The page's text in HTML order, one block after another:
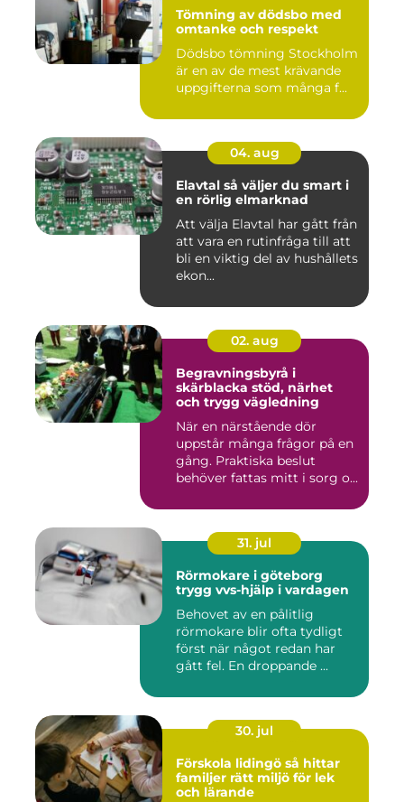
Tömning av dödsbo med
omtanke och respekt
Dödsbo tömning Stockholm
är en av de mest krävande
uppgifterna som många f...
04. aug
Elavtal så väljer du smart i
en rörlig elmarknad
Att välja Elavtal har gått från
att vara en rutinfråga till att
bli en viktig del av hushållets
ekon...
02. aug
Begravningsbyrå i
skärblacka stöd, närhet
och trygg vägledning
När en närstående dör
uppstår många frågor på en
gång. Praktiska beslut
behöver fattas mitt i sorg o...
31. jul
Rörmokare i göteborg
trygg vvs-hjälp i vardagen
Behovet av en pålitlig
rörmokare blir ofta tydligt
först när något redan har
gått fel. En droppande ...
30. jul
Förskola lidingö så hittar
familjer rätt miljö för lek
och lärande